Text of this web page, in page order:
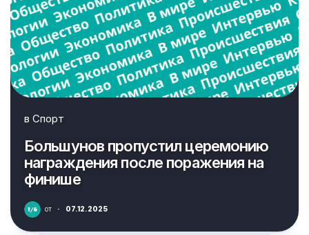
в Спорт
Большунов пропустил церемонию
награждения после поражения на
финише
от · 07.12.2025